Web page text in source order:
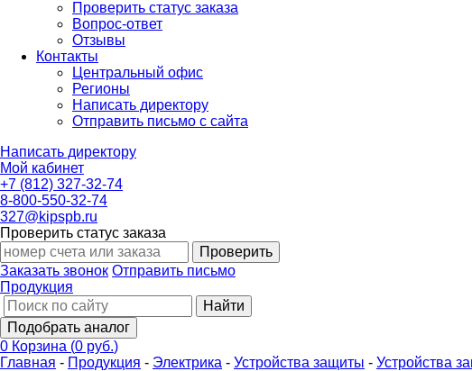
Проверить статус заказа
Вопрос-ответ
Отзывы
Контакты
Центральный офис
Регионы
Написать директору
Отправить письмо с сайта
Написать директору
Мой кабинет
+7 (812) 327-32-74
8-800-550-32-74
327@kipspb.ru
Проверить статус заказа
Проверить
Заказать звонок Отправить письмо
Продукция
Найти
Подобрать аналог
0 Корзина (0 руб.)
Главная - Продукция - Электрика - Устройства защиты - Устройства